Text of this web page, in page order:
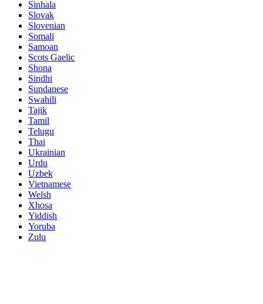
Sinhala
Slovak
Slovenian
Somali
Samoan
Scots Gaelic
Shona
Sindhi
Sundanese
Swahili
Tajik
Tamil
Telugu
Thai
Ukrainian
Urdu
Uzbek
Vietnamese
Welsh
Xhosa
Yiddish
Yoruba
Zulu